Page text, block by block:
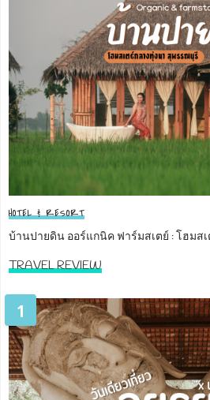
HOTEL & RESORT
บ้านปายดิน ออร์แกนิค ฟาร์มสเตย์ : โฮมส
TRAVEL REVIEW
1